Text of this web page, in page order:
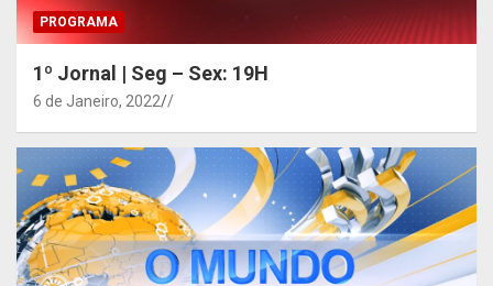
PROGRAMA
1º Jornal | Seg – Sex: 19H
6 de Janeiro, 2022 /